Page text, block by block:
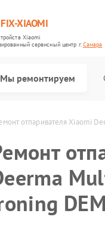
FIX-XIAOMI
Xiaomi
cервисный центр г.Самара
Мы ремонтируем
отпаривателя Xiaomi